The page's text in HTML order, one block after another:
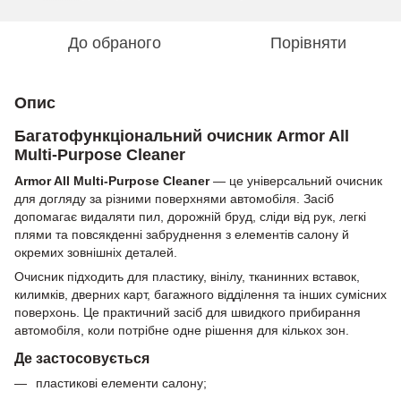
До обраного Порівняти
Опис
Багатофункціональний очисник Armor All
Multi-Purpose Cleaner
Armor All Multi-Purpose Cleaner— це універсальний очисник
для догляду за різними поверхнями автомобіля. Засіб
допомагає видаляти пил, дорожній бруд, сліди від рук, легкі
плями та повсякденні забруднення з елементів салону й
окремих зовнішніх деталей.
Очисник підходить для пластику, вінілу, тканинних вставок,
килимків, дверних карт, багажного відділення та інших сумісних
поверхонь. Це практичний засіб для швидкого прибирання
автомобіля, коли потрібне одне рішення для кількох зон.
Де застосовується
пластикові елементи салону;